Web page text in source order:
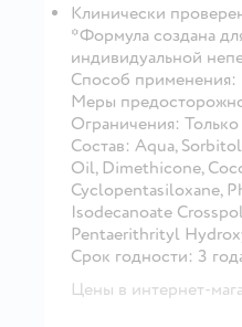
Клинически
*Формула создана
индивидуальной
Способ применения:
Меры
Ограничения:
Состав: Aqua,
Oil, Dimethicone,
Cyclopentasiloxane,
Isodecanoate
Pentaerithrityl
Срок годности: 3
Цены в интернет-